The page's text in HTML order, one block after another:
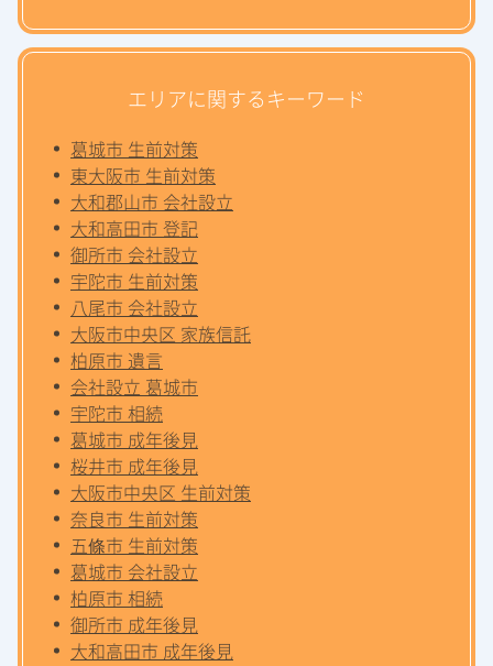
エリアに関するキーワード
葛城市 生前対策
東大阪市 生前対策
大和郡山市 会社設立
大和高田市 登記
御所市 会社設立
宇陀市 生前対策
八尾市 会社設立
大阪市中央区 家族信託
柏原市 遺言
会社設立 葛城市
宇陀市 相続
葛城市 成年後見
桜井市 成年後見
大阪市中央区 生前対策
奈良市 生前対策
五條市 生前対策
葛城市 会社設立
柏原市 相続
御所市 成年後見
大和高田市 成年後見